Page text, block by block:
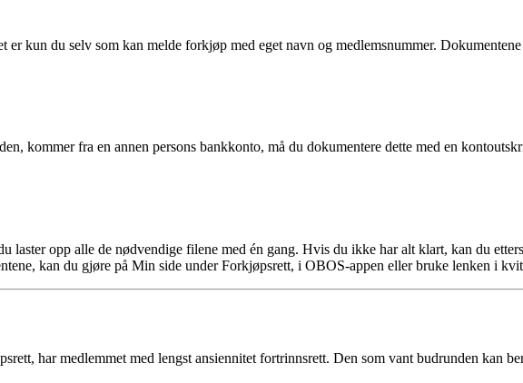
er kun du selv som kan melde forkjøp med eget navn og medlemsnummer.
kommer fra en annen persons bankkonto, må du dokumentere dette med en
laster opp alle de nødvendige filene med én gang. Hvis du ikke har alt klart, kan du
kan du gjøre på Min side under Forkjøpsrett, i OBOS-appen eller bruke lenken i
har medlemmet med lengst ansiennitet fortrinnsrett. Den som vant budrunden kan